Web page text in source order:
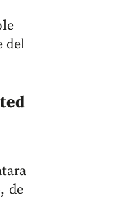
del
de